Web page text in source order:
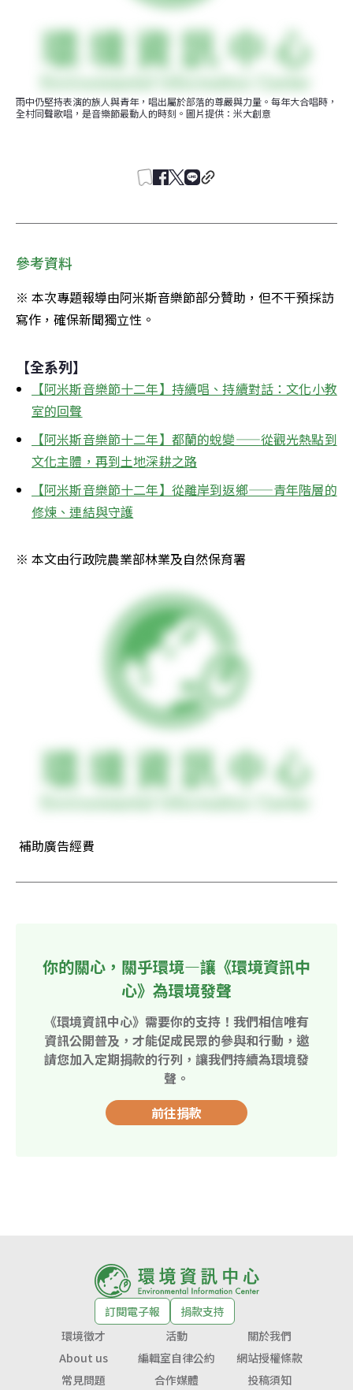
雨中仍堅持表演的族人與青年，唱出屬於部落的尊嚴與力量。每年大合唱時，
全村同聲歌唱，是音樂節最動人的時刻。圖片提供：米大創意
參考資料
※ 本次專題報導由阿米斯音樂節部分贊助，但不干預採訪
寫作，確保新聞獨立性。
【全系列】
【阿米斯音樂節十二年】持續唱、持續對話：文化小教
室的回聲
【阿米斯音樂節十二年】都蘭的蛻變——從觀光熱點到
文化主體，再到土地深耕之路
【阿米斯音樂節十二年】從離岸到返鄉——青年階層的
修煉、連結與守護
※ 本文由行政院農業部林業及自然保育署
補助廣告經費
你的關心，關乎環境—讓《環境資訊中
心》為環境發聲
《環境資訊中心》需要你的支持！我們相信唯有
資訊公開普及，才能促成民眾的參與和行動，邀
請您加入定期捐款的行列，讓我們持續為環境發
聲。
前往捐款
訂閱電子報
捐款支持
環境徵才
活動
關於我們
About us
編輯室自律公約
網站授權條款
常見問題
合作媒體 投稿須知